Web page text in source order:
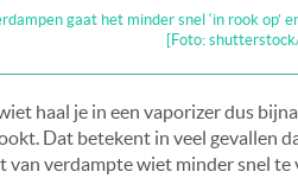
gaat het minder snel ‘in rook op’
[Foto:
haal je in een vaporizer dus
Dat betekent in veel gevallen
van verdampte wiet minder snel